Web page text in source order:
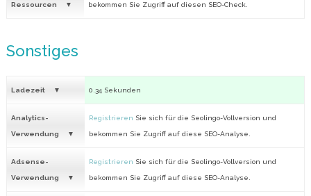
Ressourcen bekommen Sie Zugriff auf diesen SEO-Check.
Sonstiges
Ladezeit 0.34 Sekunden
Analytics-
Verwendung
Registrieren Sie sich für die Seolingo-Vollversion und
bekommen Sie Zugriff auf diese SEO-Analyse.
Adsense-
Verwendung
Registrieren Sie sich für die Seolingo-Vollversion und
bekommen Sie Zugriff auf diese SEO-Analyse.